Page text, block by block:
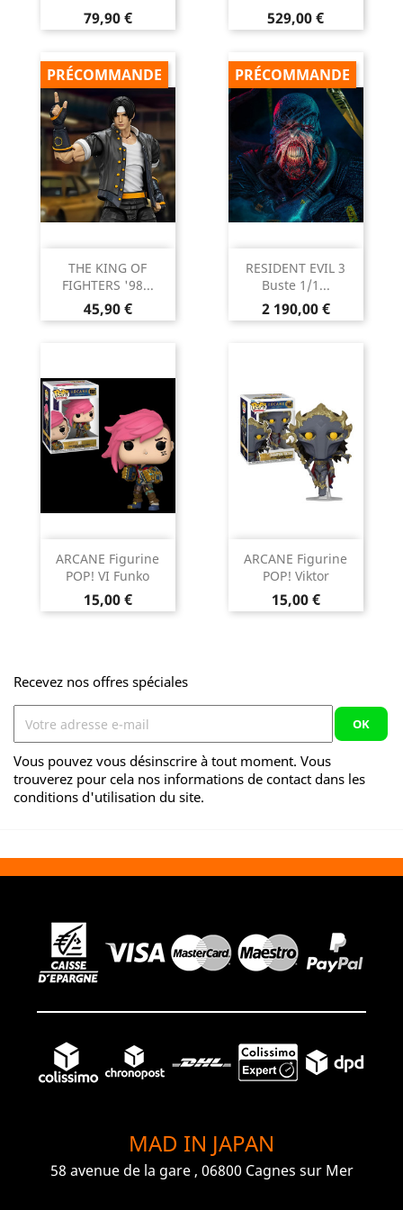
Prix
79,90 € Prix
529,00 €
THE KING OF
FIGHTERS '98...
Prix
45,90 €
PRÉCOMMANDE
RESIDENT EVIL 3
Buste 1/1...
Prix
2 190,00 €
PRÉCOMMANDE
ARCANE Figurine
POP! VI Funko
Prix
15,00 €
ARCANE Figurine
POP! Viktor
Prix
15,00 €
Recevez nos offres spéciales
Vous pouvez vous désinscrire à tout moment. Vous
trouverez pour cela nos informations de contact dans les
conditions d'utilisation du site.
MAD IN JAPAN
58 avenue de la gare , 06800 Cagnes sur Mer